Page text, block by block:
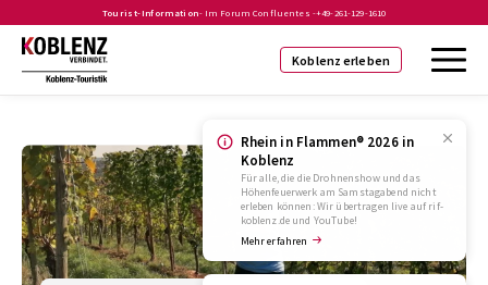
Tourist-Information- Im Forum Confluentes -+49-261-129-1610
Koblenz erleben
Rhein in Flammen® 2026 in
Koblenz
Für alle, die die Drohnenshow und das
Höhenfeuerwerk am Samstagabend nicht
erleben können: Wir übertragen live auf rif-
koblenz.de und YouTube!
Mehr erfahren